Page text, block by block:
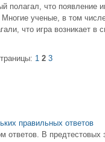
что появление
ученые, в том
что игра возникает в
1 2 3
правильных ответов
В предтестовых